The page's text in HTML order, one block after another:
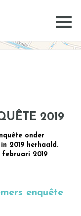
2019
onder
2019 herhaald.
2019
enquête